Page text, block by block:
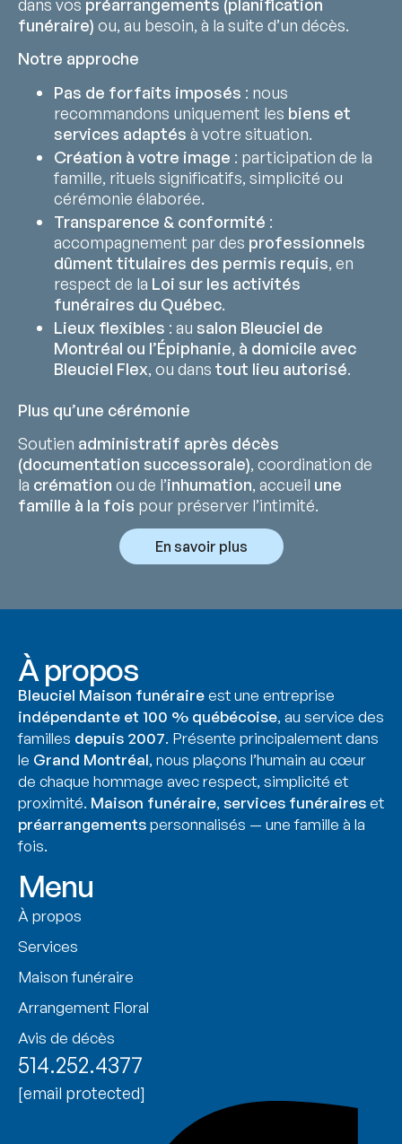
dans vos préarrangements (planification
funéraire) ou, au besoin, à la suite d’un décès.
Notre approche
Pas de forfaits imposés : nous
recommandons uniquement les biens et
services adaptés à votre situation.
Création à votre image : participation de la
famille, rituels significatifs, simplicité ou
cérémonie élaborée.
Transparence & conformité :
accompagnement par des professionnels
dûment titulaires des permis requis, en
respect de la Loi sur les activités
funéraires du Québec.
Lieux flexibles : au salon Bleuciel de
Montréal ou l’Épiphanie, à domicile avec
Bleuciel Flex, ou dans tout lieu autorisé.
Plus qu’une cérémonie
Soutien administratif après décès
(documentation successorale), coordination de
la crémation ou de l’inhumation, accueil une
famille à la fois pour préserver l’intimité.
En savoir plus
À propos
Bleuciel Maison funéraireest une entreprise
indépendante et 100 % québécoise, au service des
familles depuis 2007. Présente principalement dans
le Grand Montréal, nous plaçons l’humain au cœur
de chaque hommage avec respect, simplicité et
proximité. Maison funéraire,services funéraireset
préarrangementspersonnalisés — une famille à la
fois.
Menu
À propos
Services
Maison funéraire
Arrangement Floral
Avis de décès
514.252.4377
[email protected]